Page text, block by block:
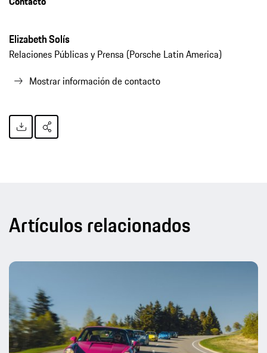
Elizabeth Solís
Relaciones Públicas y Prensa (Porsche Latin America)
Mostrar información de contacto
Artículos relacionados